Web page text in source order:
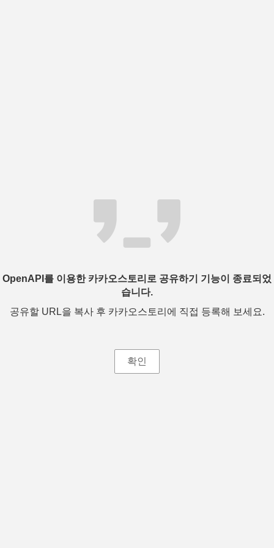
OpenAPI를 이용한 카카오스토리로 공유하기 기능이 종료되었
습니다.
공유할 URL을 복사 후 카카오스토리에 직접 등록해 보세요.
확인